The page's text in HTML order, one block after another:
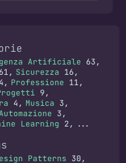
Artificiale 63
61 Sicurezza 16
Professione 11
9
4 Musica 3
3
Learning 2 ...
Patterns 30